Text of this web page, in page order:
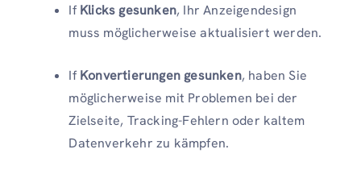
IfKlicks gesunken, Ihr Anzeigendesign
muss möglicherweise aktualisiert werden.
IfKonvertierungen gesunken, haben Sie
möglicherweise mit Problemen bei der
Zielseite, Tracking-Fehlern oder kaltem
Datenverkehr zu kämpfen.